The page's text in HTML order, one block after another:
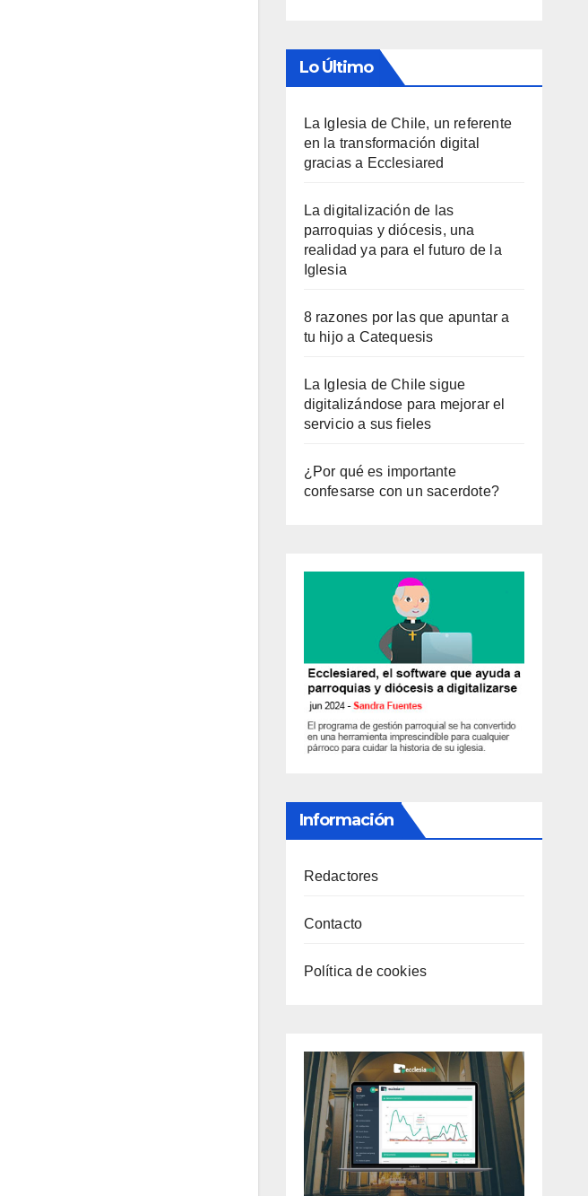
Lo Último
La Iglesia de Chile, un referente
en la transformación digital
gracias a Ecclesiared
La digitalización de las
parroquias y diócesis, una
realidad ya para el futuro de la
Iglesia
8 razones por las que apuntar a
tu hijo a Catequesis
La Iglesia de Chile sigue
digitalizándose para mejorar el
servicio a sus fieles
¿Por qué es importante
confesarse con un sacerdote?
Información
Redactores
Contacto
Política de cookies